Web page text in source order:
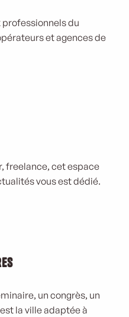
professionnels du
et agences de
freelance, cet espace
vous est dédié.
un congrès, un
la ville adaptée à